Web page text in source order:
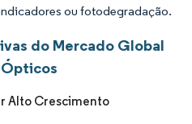
ou fotodegradação.
do Mercado Global
Alto Crescimento